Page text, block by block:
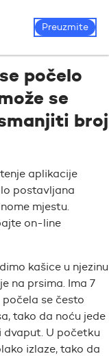
počelo
se
broj
aplikacije
postavljana
mjestu.
on-line
kašice u njezinu
na prsima. Ima 7
se često
tako da noću jede
dvaput. U početku
izlaze, tako da
Preuzmite